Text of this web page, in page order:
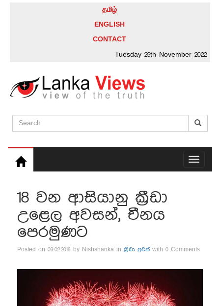
தமிழ்
ENGLISH
CONTACT
Tuesday 29th November 2022
Toggle
18 වන ආසියානු ක්‍රීඩා
උළෙල අවසන්, චීනය
පෙරමුණට
Posted on 09.02.2018 by Nishshanka in ක්‍රීඩා පුවත් with 0 Comments